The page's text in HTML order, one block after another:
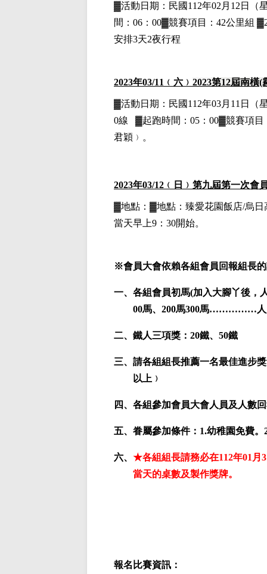
▓活動日期： 民國112年02月12日
（
間：06：00▓競賽項目：42公里組
安排3天2夜行程
2023年03/11 ﹙六﹚ 2023第12屆南橫(
▓活動日期： 民國112年03月11日
（
0線
▓起跑時間：05：00▓競賽項
君穎﹚。
2023年03/12﹙日﹚第九屆第一次會
▓地點：▓地點：臻愛花園飯店/烏
當天早上9：30開始。
※會員大會依賴各組會員回報組長
一、各組會員初馬(加入大腳丫後，
00馬、200馬300馬……………人
二、鐵人三項獎：20鐵、50鐵
三、請各組組長推薦一名最佳進步
以上﹚
四、各組參加會員大會人員及人數
五、眷屬參加條件：1.幼稚園免費
六、 ★各組組長請務必在112年01月
當天的桌數及製作獎牌。
報名比賽資訊：